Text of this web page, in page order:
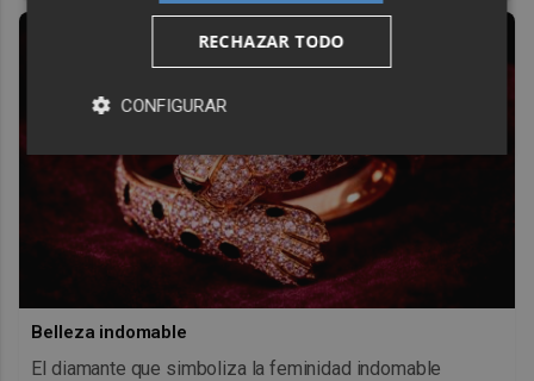
Belleza indomable
El diamante que simboliza la feminidad indomable
RECHAZAR TODO
CONFIGURAR